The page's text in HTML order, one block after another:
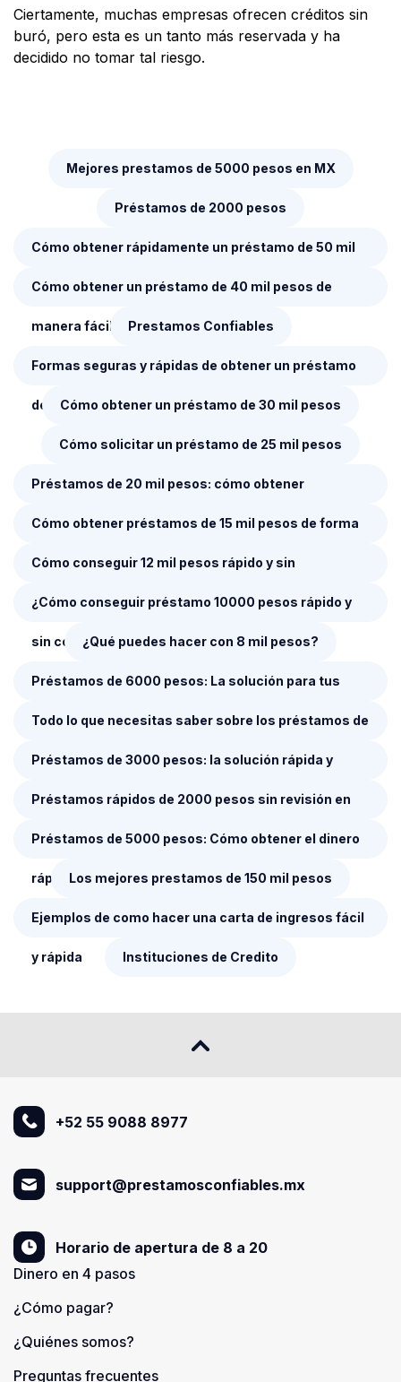
Ciertamente, muchas empresas ofrecen créditos sin
buró, pero esta es un tanto más reservada y ha
decidido no tomar tal riesgo.
Mejores prestamos de 5000 pesos en MX
Préstamos de 2000 pesos
Cómo obtener rápidamente un préstamo de 50 mil
pesos sin complicaciones y sin largos procesos
Cómo obtener un préstamo de 40 mil pesos de
manera fácil y rápidaPrestamos Confiables
Formas seguras y rápidas de obtener un préstamo
de 35 mil pesos
Cómo obtener un préstamo de 30 mil pesos
Cómo solicitar un préstamo de 25 mil pesos
Préstamos de 20 mil pesos: cómo obtener
financiamiento rápido y seguro
Cómo obtener préstamos de 15 mil pesos de forma
rápida y segura
Cómo conseguir 12 mil pesos rápido y sin
complicaciones
¿Cómo conseguir préstamo 10000 pesos rápido y
sin complicaciones?
¿Qué puedes hacer con 8 mil pesos?
Préstamos de 6000 pesos: La solución para tus
necesidades financieras
Todo lo que necesitas saber sobre los préstamos de
4000 pesos en México
Préstamos de 3000 pesos: la solución rápida y
confiable para tus emergencias financieras
Préstamos rápidos de 2000 pesos sin revisión en
Buró
Préstamos de 5000 pesos: Cómo obtener el dinero
rápido y sin complicaciones
Los mejores prestamos de 150 mil pesos
Ejemplos de como hacer una carta de ingresos fácil
y rápida Instituciones de Credito
+52 55 9088 8977
support@prestamosconfiables.mx
Horario de apertura de 8 a 20
Dinero en 4 pasos
¿Cómo pagar?
¿Quiénes somos?
Preguntas frecuentes